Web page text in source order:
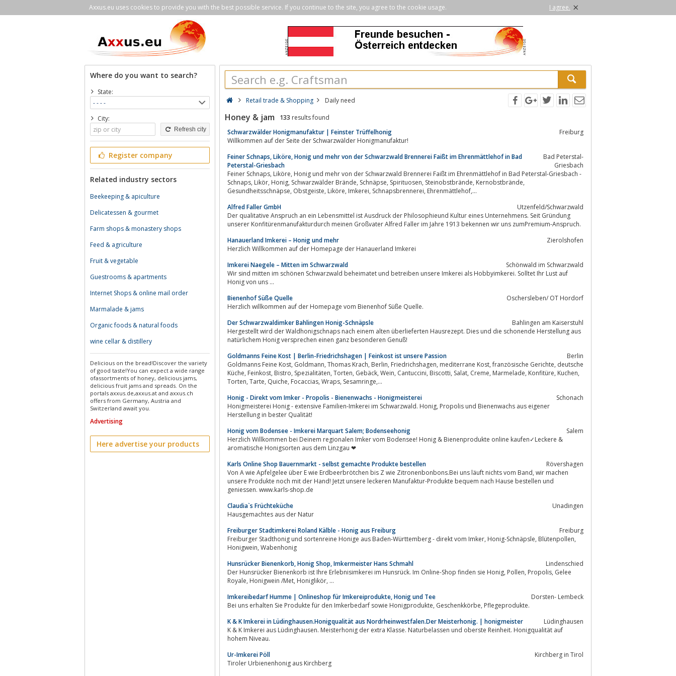
Axxus.eu uses cookies to provide you with the best possible service. If you continue to the site, you agree to the cookie usage. I agree. ×
Where do you want to search?
State:
City:
Refresh city
Register company
Related industry sectors
Beekeeping & apiculture
Delicatessen & gourmet
Farm shops & monastery shops
Feed & agriculture
Fruit & vegetable
Guestrooms & apartments
Internet Shops & online mail order
Marmalade & jams
Organic foods & natural foods
wine cellar & distillery
Delicious on the bread!Discover the variety
of good taste!You can expect a wide range
ofassortments of honey, delicious jams,
delicious fruit jams and spreads. On the
portals axxus.de,axxus.at and axxus.ch
offers from Germany, Austria and
Switzerland await you.
Advertising
Here advertise your products
Retail trade & Shopping Daily need
Honey & jam 133 results found
Schwarzwälder Honigmanufaktur | Feinster Trüffelhonig
Freiburg
Willkommen auf der Seite der Schwarzwälder Honigmanufaktur!
Feiner Schnaps, Liköre, Honig und mehr von der Schwarzwald Brennerei Faißt im Ehrenmättlehof in Bad
Peterstal-Griesbach
Bad Peterstal-
Griesbach
Feiner Schnaps, Liköre, Honig und mehr von der Schwarzwald Brennerei Faißt im Ehrenmättlehof in Bad Peterstal-Griesbach -
Schnaps, Likör, Honig, Schwarzwälder Brände, Schnäpse, Spirituosen, Steinobstbrände, Kernobstbrände,
Gesundheitsschnäpse, Obstgeiste, Liköre, Imkerei, Schnapsbrennerei, Ehrenmättlehof,...
Alfred Faller GmbH
Utzenfeld/Schwarzwald
Der qualitative Anspruch an ein Lebensmittel ist Ausdruck der Philosophieund Kultur eines Unternehmens. Seit Gründung
unserer Konfitürenmanufakturdurch meinen Großvater Alfred Faller im Jahre 1913 bekennen wir uns zumPremium-Anspruch.
Hanauerland Imkerei – Honig und mehr
Zierolshofen
Herzlich Willkommen auf der Homepage der Hanauerland Imkerei
Imkerei Naegele – Mitten im Schwarzwald
Schönwald im Schwarzwald
Wir sind mitten im schönen Schwarzwald beheimatet und betreiben unsere Imkerei als Hobbyimkerei. Solltet Ihr Lust auf
Honig von uns ...
Bienenhof Süße Quelle
Oschersleben/ OT Hordorf
Herzlich willkommen auf der Homepage vom Bienenhof Süße Quelle.
Der Schwarzwaldimker Bahlingen Honig-Schnäpsle
Bahlingen am Kaiserstuhl
Hergestellt wird der Waldhonigschnaps nach einem alten überlieferten Hausrezept. Dies und die schonende Herstellung aus
natürlichem Honig versprechen einen ganz besonderen Genuß!
Goldmanns Feine Kost | Berlin-Friedrichshagen | Feinkost ist unsere Passion
Berlin
Goldmanns Feine Kost, Goldmann, Thomas Krach, Berlin, Friedrichshagen, mediterrane Kost, französische Gerichte, deutsche
Küche, Feinkost, Bistro, Spezialitäten, Torten, Gebäck, Wein, Cantuccini, Biscotti, Salat, Creme, Marmelade, Konfitüre, Kuchen,
Torten, Tarte, Quiche, Focaccias, Wraps, Sesamringe,...
Honig - Direkt vom Imker - Propolis - Bienenwachs - Honigmeisterei
Schonach
Honigmeisterei Honig - extensive Familien-Imkerei im Schwarzwald. Honig, Propolis und Bienenwachs aus eigener
Herstellung in bester Qualität!
Honig vom Bodensee - Imkerei Marquart Salem; Bodenseehonig
Salem
Herzlich Willkommen bei Deinem regionalen Imker vom Bodensee! Honig & Bienenprodukte online kaufen✓Leckere &
aromatische Honigsorten aus dem Linzgau ❤
Karls Online Shop Bauernmarkt - selbst gemachte Produkte bestellen
Rövershagen
Von A wie Apfelgelee über E wie Erdbeerbrötchen bis Z wie Zitronenbonbons.Bei uns läuft nichts vom Band, wir machen
unsere Produkte noch mit der Hand! Jetzt unsere leckeren Manufaktur-Produkte bequem nach Hause bestellen und
geniessen. www.karls-shop.de
Claudia`s Früchteküche
Unadingen
Hausgemachtes aus der Natur
Freiburger Stadtimkerei Roland Kälble - Honig aus Freiburg
Freiburg
Freiburger Stadthonig und sortenreine Honige aus Baden-Württemberg - direkt vom Imker, Honig-Schnäpsle, Blütenpollen,
Honigwein, Wabenhonig
Hunsrücker Bienenkorb, Honig Shop, Imkermeister Hans Schmahl
Lindenschied
Der Hunsrücker Bienenkorb ist Ihre Erlebnisimkerei im Hunsrück. Im Online-Shop finden sie Honig, Pollen, Propolis, Gelee
Royale, Honigwein /Met, Honiglikör, ...
Imkereibedarf Humme | Onlineshop für Imkereiprodukte, Honig und Tee
Dorsten- Lembeck
Bei uns erhalten Sie Produkte für den Imkerbedarf sowie Honigprodukte, Geschenkkörbe, Pflegeprodukte.
K & K Imkerei in Lüdinghausen.Honigqualität aus Nordrheinwestfalen.Der Meisterhonig. | honigmeister
Lüdinghausen
K & K Imkerei aus Lüdinghausen. Meisterhonig der extra Klasse. Naturbelassen und oberste Reinheit. Honigqualität auf
hohem Niveau.
Ur-Imkerei Pöll
Kirchberg in Tirol
Tiroler Urbienenhonig aus Kirchberg